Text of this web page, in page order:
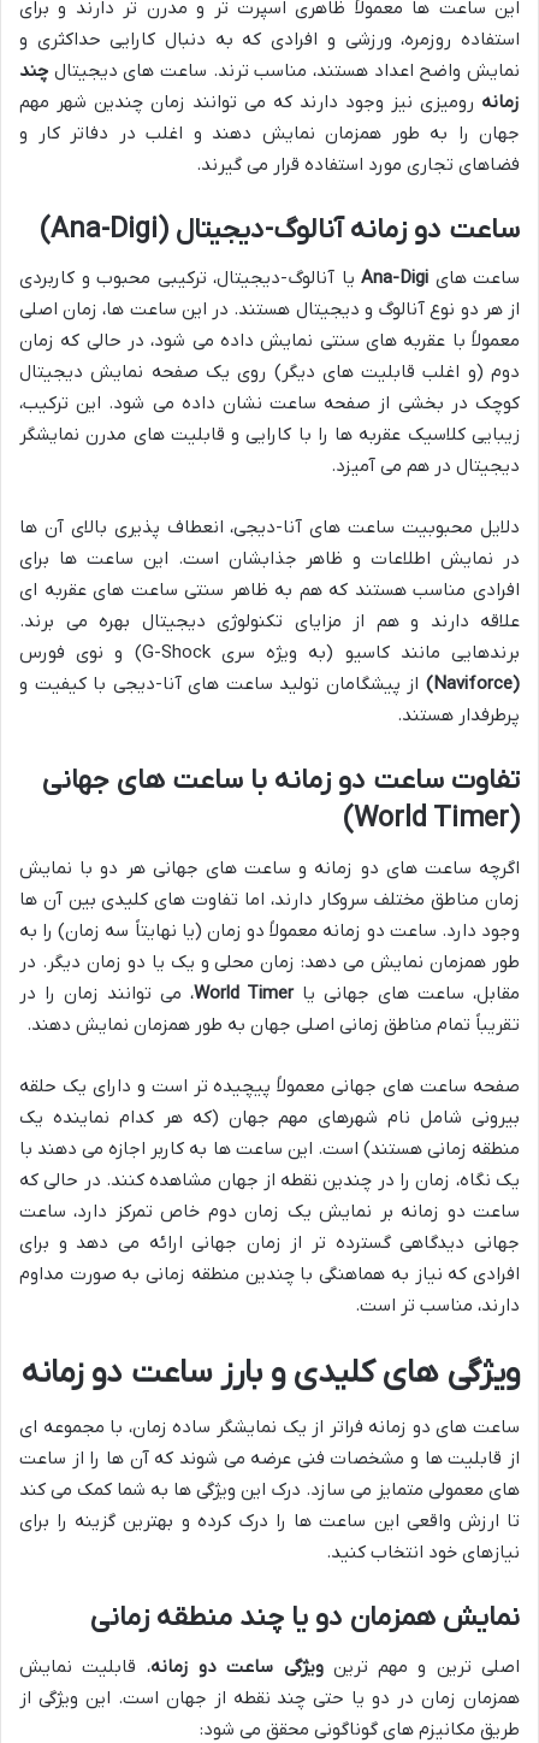
این ساعت ها معمولاً ظاهری اسپرت تر و مدرن تر دارند و برای
استفاده روزمره، ورزشی و افرادی که به دنبال کارایی حداکثری و
نمایش واضح اعداد هستند، مناسب ترند. ساعت های دیجیتال چند
زمانه رومیزی نیز وجود دارند که می توانند زمان چندین شهر مهم
جهان را به طور همزمان نمایش دهند و اغلب در دفاتر کار و
فضاهای تجاری مورد استفاده قرار می گیرند.
ساعت دو زمانه آنالوگ-دیجیتال (Ana-Digi)
ساعت های Ana-Digi یا آنالوگ-دیجیتال، ترکیبی محبوب و کاربردی
از هر دو نوع آنالوگ و دیجیتال هستند. در این ساعت ها، زمان اصلی
معمولاً با عقربه های سنتی نمایش داده می شود، در حالی که زمان
دوم (و اغلب قابلیت های دیگر) روی یک صفحه نمایش دیجیتال
کوچک در بخشی از صفحه ساعت نشان داده می شود. این ترکیب،
زیبایی کلاسیک عقربه ها را با کارایی و قابلیت های مدرن نمایشگر
دیجیتال در هم می آمیزد.
دلایل محبوبیت ساعت های آنا-دیجی، انعطاف پذیری بالای آن ها
در نمایش اطلاعات و ظاهر جذابشان است. این ساعت ها برای
افرادی مناسب هستند که هم به ظاهر سنتی ساعت های عقربه ای
علاقه دارند و هم از مزایای تکنولوژی دیجیتال بهره می برند.
برندهایی مانند کاسیو (به ویژه سری G-Shock) و نوی فورس
(Naviforce)
از پیشگامان تولید ساعت های آنا-دیجی با کیفیت و
پرطرفدار هستند.
تفاوت ساعت دو زمانه با ساعت های جهانی
(World Timer)
اگرچه ساعت های دو زمانه و ساعت های جهانی هر دو با نمایش
زمان مناطق مختلف سروکار دارند، اما تفاوت های کلیدی بین آن ها
وجود دارد. ساعت دو زمانه معمولاً دو زمان (یا نهایتاً سه زمان) را به
طور همزمان نمایش می دهد: زمان محلی و یک یا دو زمان دیگر. در
مقابل، ساعت های جهانی یاWorld Timer، می توانند زمان را در
تقریباً تمام مناطق زمانی اصلی جهان به طور همزمان نمایش دهند.
صفحه ساعت های جهانی معمولاً پیچیده تر است و دارای یک حلقه
بیرونی شامل نام شهرهای مهم جهان (که هر کدام نماینده یک
منطقه زمانی هستند) است. این ساعت ها به کاربر اجازه می دهند با
یک نگاه، زمان را در چندین نقطه از جهان مشاهده کنند. در حالی که
ساعت دو زمانه بر نمایش یک زمان دوم خاص تمرکز دارد، ساعت
جهانی دیدگاهی گسترده تر از زمان جهانی ارائه می دهد و برای
افرادی که نیاز به هماهنگی با چندین منطقه زمانی به صورت مداوم
دارند، مناسب تر است.
ویژگی های کلیدی و بارز ساعت دو زمانه
ساعت های دو زمانه فراتر از یک نمایشگر ساده زمان، با مجموعه ای
از قابلیت ها و مشخصات فنی عرضه می شوند که آن ها را از ساعت
های معمولی متمایز می سازد. درک این ویژگی ها به شما کمک می کند
تا ارزش واقعی این ساعت ها را درک کرده و بهترین گزینه را برای
نیازهای خود انتخاب کنید.
نمایش همزمان دو یا چند منطقه زمانی
اصلی ترین و مهم ترینویژگی ساعت دو زمانه، قابلیت نمایش
همزمان زمان در دو یا حتی چند نقطه از جهان است. این ویژگی از
طریق مکانیزم های گوناگونی محقق می شود: